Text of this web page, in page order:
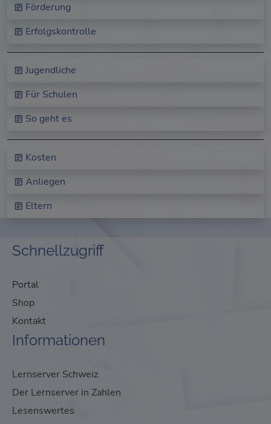
Förderung
Erfolgskontrolle
Jugendliche
Für Schulen
So geht es
Kosten
Anliegen
Eltern
Schnellzugriff
Portal
Shop
Kontakt
Informationen
Lernserver Schweiz
Der Lernserver in Zahlen
Lesenswertes